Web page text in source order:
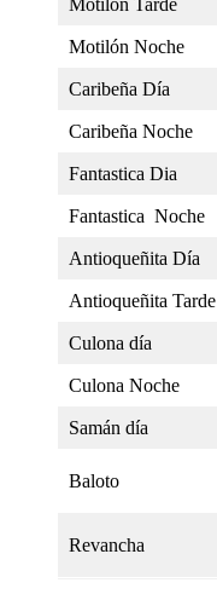
Motilón Noche
Caribeña Día
Caribeña Noche
Fantastica Dia
Fantastica Noche
Antioqueñita Día
Antioqueñita Tarde
Culona día
Culona Noche
Samán día
Baloto
Revancha